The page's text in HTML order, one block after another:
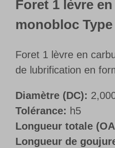
Foret 1 lèvre
monobloc Type
Foret 1 lèvre en
de lubrification en
Diamètre (DC):
Tolérance: h5
Longueur totale
Longueur de